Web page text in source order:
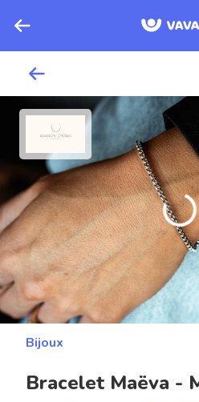
Bijoux
Bracelet Maëva -